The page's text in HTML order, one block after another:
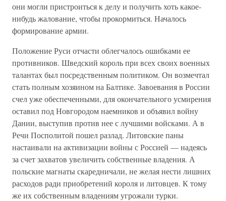
они могли пристроиться к делу и получить хоть какое-
нибудь жалование, чтобы прокормиться. Началось
формирование армии.
Положение Руси отчасти облегчалось ошибками ее
противников. Шведский король при всех своих военных
талантах был посредственным политиком. Он возмечтал
стать полным хозяином на Балтике. Завоевания в России
счел уже обеспеченными, для окончательного усмирения
оставил под Новгородом наемников и объявил войну
Дании, выступив против нее с лучшими войсками. А в
Речи Посполитой пошел разлад. Литовские паны
настаивали на активизации войны с Россией — надеясь
за счет захватов увеличить собственные владения. А
польские магнаты скаредничали, не желая нести лишних
расходов ради приобретений короля и литовцев. К тому
же их собственным владениям угрожали турки.